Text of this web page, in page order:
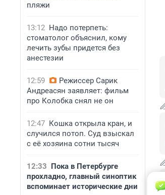
пляжи
13:12 Надо потерпеть:
стоматолог объяснил, кому
лечить зубы придется без
анестезии
12:59
Режиссер Сарик
Андреасян заявляет: фильм
про Колобка снял не он
12:47 Кошка открыла кран, и
случился потоп. Суд взыскал
с её хозяина сотни тысяч
12:33 Пока в Петербурге
прохладно, главный синоптик
вспоминает исторические дни